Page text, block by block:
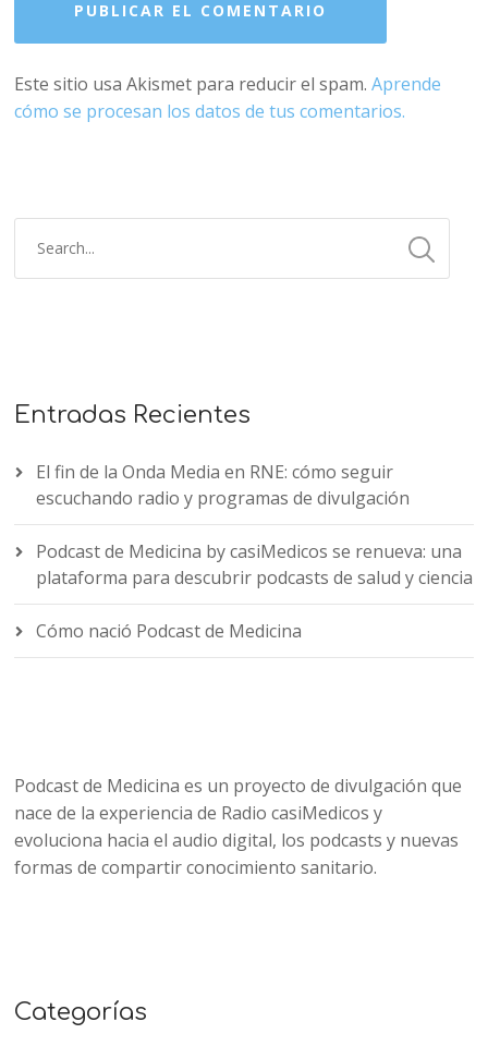
Este sitio usa Akismet para reducir el spam.Aprende
cómo se procesan los datos de tus comentarios.
Entradas Recientes
El fin de la Onda Media en RNE: cómo seguir
escuchando radio y programas de divulgación
Podcast de Medicina by casiMedicos se renueva: una
plataforma para descubrir podcasts de salud y ciencia
Cómo nació Podcast de Medicina
Podcast de Medicina es un proyecto de divulgación que
nace de la experiencia de Radio casiMedicos y
evoluciona hacia el audio digital, los podcasts y nuevas
formas de compartir conocimiento sanitario.
Categorías